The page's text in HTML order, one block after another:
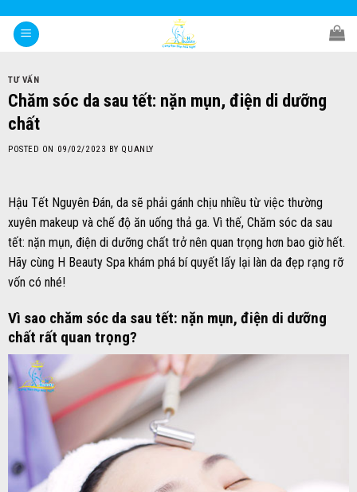
content
TƯ VẤN
Chăm sóc da sau tết: nặn mụn, điện di dưỡng
chất
POSTED ON 09/02/2023 BY QUANLY
Hậu Tết Nguyên Đán, da sẽ phải gánh chịu nhiều từ việc thường
xuyên makeup và chế độ ăn uống thả ga. Vì thế, Chăm sóc da sau
tết: nặn mụn, điện di dưỡng chất trở nên quan trọng hơn bao giờ hết.
Hãy cùng H Beauty Spa khám phá bí quyết lấy lại làn da đẹp rạng rỡ
vốn có nhé!
Vì sao chăm sóc da sau tết: nặn mụn, điện di dưỡng
chất rất quan trọng?